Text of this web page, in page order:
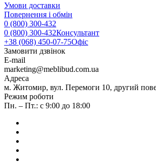
Умови доставки
Повернення і обмін
0 (800) 300-432
0 (800) 300-432Консультант
+38 (068) 450-07-75Офіс
Замовити дзвінок
E-mail
marketing@meblibud.com.ua
Адреса
м. Житомир, вул. Перемоги 10, другий
Режим роботи
Пн. – Пт.: с 9:00 до 18:00